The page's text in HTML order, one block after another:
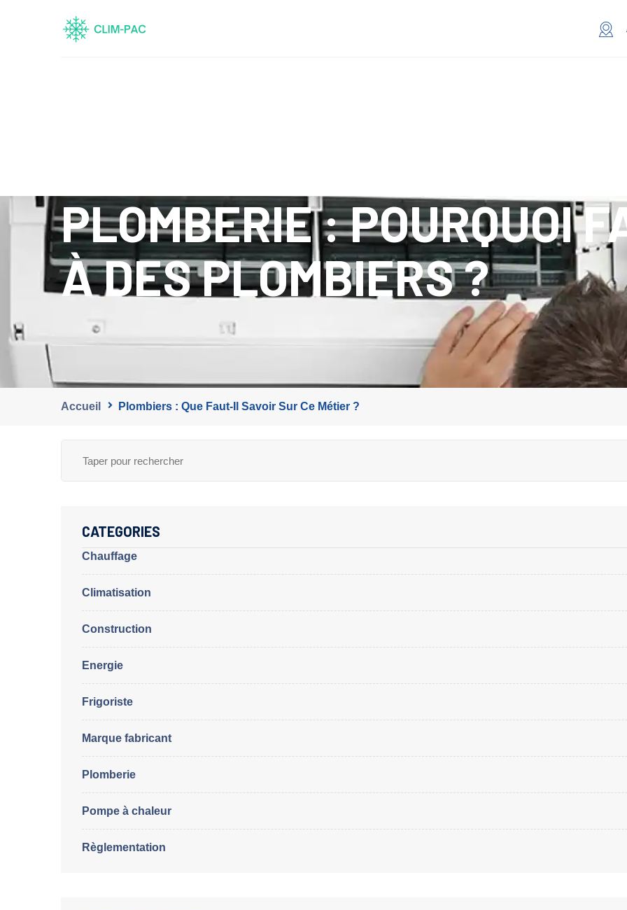
PLOMBERIE : POURQUOI
À DES PLOMBIERS ?
Accueil Plombiers : Que Faut-Il Savoir Sur Ce Métier ?
CATEGORIES
Chauffage
Climatisation
Construction
Energie
Frigoriste
Marque fabricant
Plomberie
Pompe à chaleur
Règlementation